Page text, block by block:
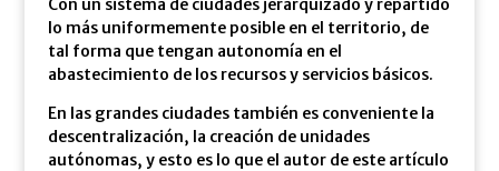
Con un sistema de ciudades jerarquizado y repartido
lo más uniformemente posible en el territorio, de
tal forma que tengan autonomía en el
abastecimiento de los recursos y servicios básicos.
En las grandes ciudades también es conveniente la
descentralización, la creación de unidades
autónomas, y esto es lo que el autor de este artículo